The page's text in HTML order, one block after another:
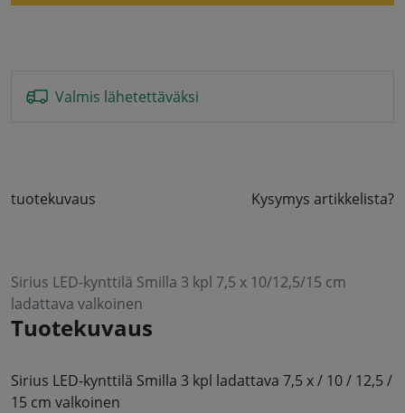
Valmis lähetettäväksi
tuotekuvaus Kysymys artikkelista?
Sirius LED-kynttilä Smilla 3 kpl 7,5 x 10/12,5/15 cm
ladattava valkoinen
Tuotekuvaus
Sirius LED-kynttilä Smilla 3 kpl ladattava 7,5 x / 10 / 12,5 /
15 cm valkoinen